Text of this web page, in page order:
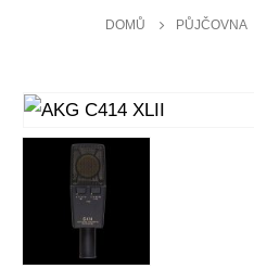
DOMŮ PŮJČOVNA